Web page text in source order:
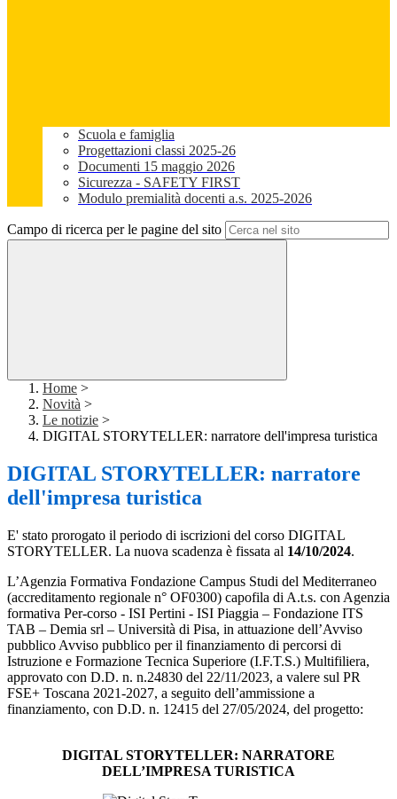
Scuola e famiglia
Progettazioni classi 2025-26
Documenti 15 maggio 2026
Sicurezza - SAFETY FIRST
Modulo premialità docenti a.s. 2025-2026
Campo di ricerca per le pagine del sito
Home >
Novità >
Le notizie >
DIGITAL STORYTELLER: narratore dell'impresa turistica
DIGITAL STORYTELLER: narratore
dell'impresa turistica
E' stato prorogato il periodo di iscrizioni del corso DIGITAL
STORYTELLER. La nuova scadenza è fissata al 14/10/2024.
L’Agenzia Formativa Fondazione Campus Studi del Mediterraneo
(accreditamento regionale n° OF0300) capofila di A.t.s. con Agenzia
formativa Per-corso - ISI Pertini - ISI Piaggia – Fondazione ITS
TAB – Demia srl – Università di Pisa, in attuazione dell’Avviso
pubblico Avviso pubblico per il finanziamento di percorsi di
Istruzione e Formazione Tecnica Superiore (I.F.T.S.) Multifiliera,
approvato con D.D. n. n.24830 del 22/11/2023, a valere sul PR
FSE+ Toscana 2021-2027, a seguito dell’ammissione a
finanziamento, con D.D. n. 12415 del 27/05/2024, del progetto:
DIGITAL STORYTELLER: NARRATORE
DELL’IMPRESA TURISTICA